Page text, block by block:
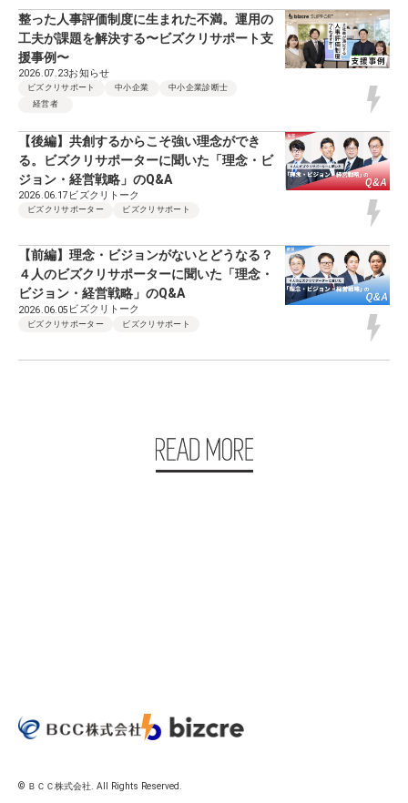
整った人事評価制度に生まれた不満。運用の
工夫が課題を解決する〜ビズクリサポート支
援事例〜
2026.07.23お知らせ
ビズクリサポート 中小企業
中小企業診断士
経営者
【後編】共創するからこそ強い理念ができ
る。ビズクリサポーターに聞いた「理念・ビ
ジョン・経営戦略」のQ&A
2026.06.17 ビズクリトーク
ビズクリサポーター ビズクリサポート
【前編】理念・ビジョンがないとどうなる？
４人のビズクリサポーターに聞いた「理念・
ビジョン・経営戦略」のQ&A
2026.06.05 ビズクリトーク
ビズクリサポーター ビズクリサポート
© ＢＣＣ株式会社. All Rights Reserved.